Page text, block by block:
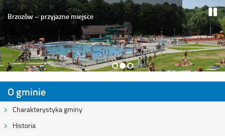
Brzozów – przyjazne miejsce
1 2 3
O gminie
Charakterystyka gminy
Historia